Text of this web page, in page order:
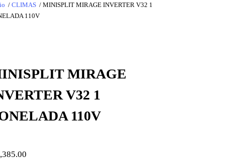
/ CLIMAS / MINISPLIT MIRAGE INVERTER V32 1
110V
MIRAGE
V32 1
110V